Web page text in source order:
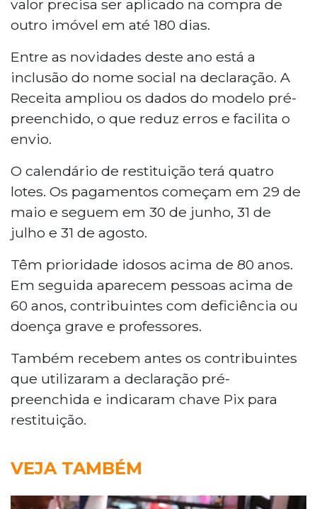
valor precisa ser aplicado na compra de
outro imóvel em até 180 dias.
Entre as novidades deste ano está a
inclusão do nome social na declaração. A
Receita ampliou os dados do modelo pré-
preenchido, o que reduz erros e facilita o
envio.
O calendário de restituição terá quatro
lotes. Os pagamentos começam em 29 de
maio e seguem em 30 de junho, 31 de
julho e 31 de agosto.
Têm prioridade idosos acima de 80 anos.
Em seguida aparecem pessoas acima de
60 anos, contribuintes com deficiência ou
doença grave e professores.
Também recebem antes os contribuintes
que utilizaram a declaração pré-
preenchida e indicaram chave Pix para
restituição.
VEJA TAMBÉM